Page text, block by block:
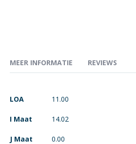
MEER INFORMATIE
Meer
LOA 11.00
I Maat 14.02
J Maat 0.00
REVIEWS